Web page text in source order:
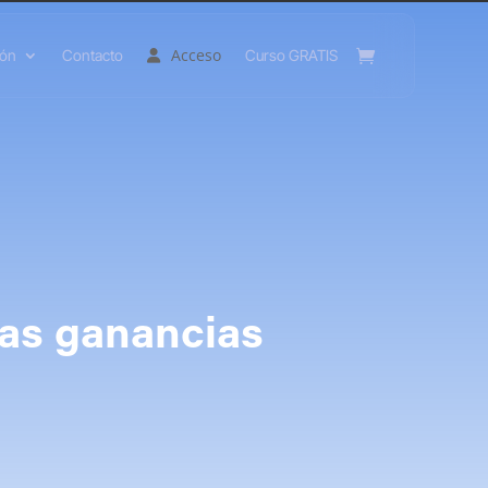
Contacto Acceso Curso GRATIS
ganancias